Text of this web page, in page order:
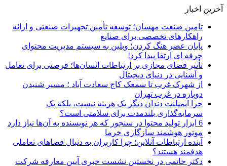
آخرین اخبار
تامین صنعت مهسان؛ توسعه تأمین تجهیزات صنعتی و ارائه
راهکارهای تخصصی برای صنایع
پایان عصر هنگ کردن؛ وبلین به سیستم مدیریت محتوای
حرفه ای ارتقا پیدا کرد!
تأثیر فضای مجازی بر ارتباطات انسان‌ها؛ فرصتی برای تعامل
و آشنایی در دنیای دیجیتال
از شهرک غرب تا سمعک کاج سعادت آباد ؛ مسیر شنیدن
دوباره در غرب تهران
چرا ایمپلنت دندان دیگر یک هزینه نیست، بلکه یک
سرمایه‌گذاری بلندمدت برای سلامتی است؟
6 ابزار تولید محتوا در سنجور که هر نویسنده به آن‌ها نیاز دارد
موتور هوشمند سازگاری خرما
آینده ارتباطات آنلاین؛ چرا کاربران به دنبال فضاهای تعاملی
هدفمند هستند؟
دکتر حاتمی در نخستین نشست خبری آیین معارفه شرکت